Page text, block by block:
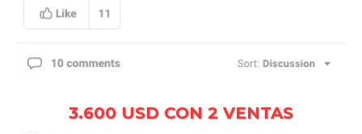
3.600 USD CON 2 VENTAS